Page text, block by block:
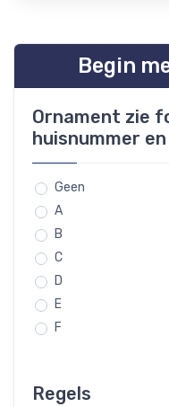
Begin
Ornament zie
huisnummer
Geen
A
B
C
D
E
F
Regels